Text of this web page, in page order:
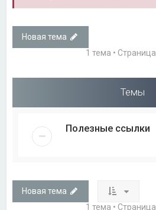
Новая тема
1 тема • Страница
Темы
Полезные ссылки
Новая тема
1 тема • Страница